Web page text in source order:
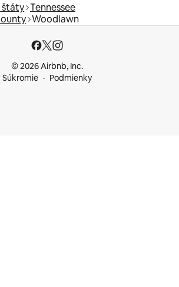
štáty Tennessee
Woodlawn
© 2026 Airbnb, Inc.
Súkromie
Podmienky